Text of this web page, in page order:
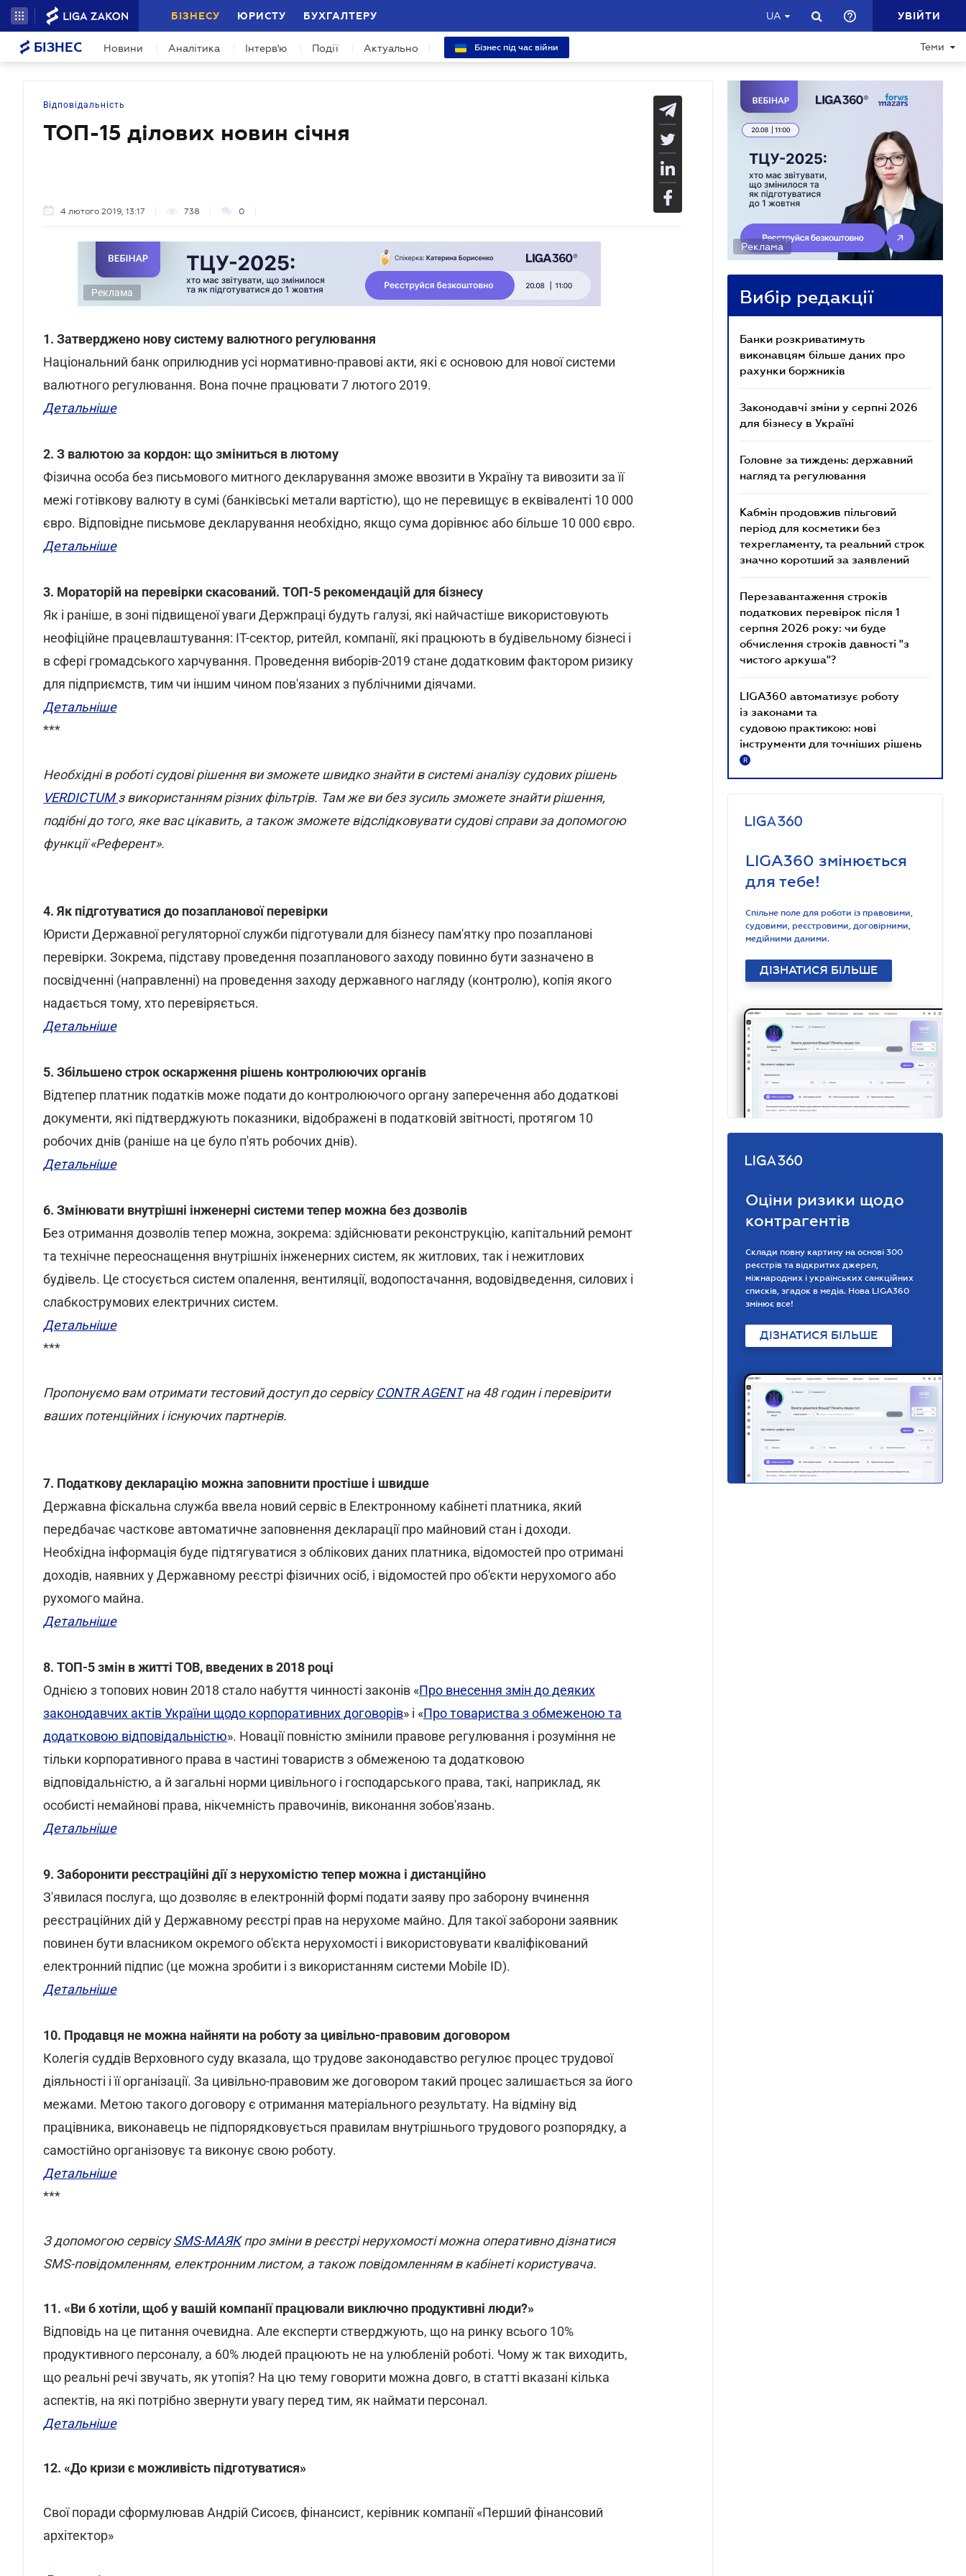
БІЗНЕСУ ЮРИСТУ БУХГАЛТЕРУ UA УВІЙТИ
БІЗНЕС Новини Аналітика Інтерв'ю Події Актуально Бізнес під час війни Теми
Відповідальність
ТОП-15 ділових новин січня
4 лютого 2019, 13:17 738 0
Реклама
1. Затверджено нову систему валютного регулювання
Національний банк оприлюднив усі нормативно-правові акти, які є основою для нової системи
валютного регулювання. Вона почне працювати 7 лютого 2019.
Детальніше
2. З валютою за кордон: що зміниться в лютому
Фізична особа без письмового митного декларування зможе ввозити в Україну та вивозити за її
межі готівкову валюту в сумі (банківські метали вартістю), що не перевищує в еквіваленті 10 000
євро. Відповідне письмове декларування необхідно, якщо сума дорівнює або більше 10 000 євро.
Детальніше
3. Мораторій на перевірки скасований. ТОП-5 рекомендацій для бізнесу
Як і раніше, в зоні підвищеної уваги Держпраці будуть галузі, які найчастіше використовують
неофіційне працевлаштування: IT-сектор, ритейл, компанії, які працюють в будівельному бізнесі і
в сфері громадського харчування. Проведення виборів-2019 стане додатковим фактором ризику
для підприємств, тим чи іншим чином пов'язаних з публічними діячами.
Детальніше
***
Необхідні в роботі судові рішення ви зможете швидко знайти в системі аналізу судових рішень
VERDICTUMз використанням різних фільтрів. Там же ви без зусиль зможете знайти рішення,
подібні до того, яке вас цікавить, а також зможете відслідковувати судові справи за допомогою
функції «Референт».
4. Як підготуватися до позапланової перевірки
Юристи Державної регуляторної служби підготували для бізнесу пам'ятку про позапланові
перевірки. Зокрема, підставу проведення позапланового заходу повинно бути зазначено в
посвідченні (направленні) на проведення заходу державного нагляду (контролю), копія якого
надається тому, хто перевіряється.
Детальніше
5. Збільшено строк оскарження рішень контролюючих органів
Відтепер платник податків може подати до контролюючого органу заперечення або додаткові
документи, які підтверджують показники, відображені в податковій звітності, протягом 10
робочих днів (раніше на це було п'ять робочих днів).
Детальніше
6. Змінювати внутрішні інженерні системи тепер можна без дозволів
Без отримання дозволів тепер можна, зокрема: здійснювати реконструкцію, капітальний ремонт
та технічне переоснащення внутрішніх інженерних систем, як житлових, так і нежитлових
будівель. Це стосується систем опалення, вентиляції, водопостачання, водовідведення, силових і
слабкострумових електричних систем.
Детальніше
***
Пропонуємо вам отримати тестовий доступ до сервісуCONTR AGENTна 48 годин і перевірити
ваших потенційних і існуючих партнерів.
7. Податкову декларацію можна заповнити простіше і швидше
Державна фіскальна служба ввела новий сервіс в Електронному кабінеті платника, який
передбачає часткове автоматичне заповнення декларації про майновий стан і доходи.
Необхідна інформація буде підтягуватися з облікових даних платника, відомостей про отримані
доходів, наявних у Державному реєстрі фізичних осіб, і відомостей про об'єкти нерухомого або
рухомого майна.
Детальніше
8. ТОП-5 змін в житті ТОВ, введених в 2018 році
Однією з топових новин 2018 стало набуття чинності законів «Про внесення змін до деяких
законодавчих актів України щодо корпоративних договорів» і «Про товариства з обмеженою та
додатковою відповідальністю». Новації повністю змінили правове регулювання і розуміння не
тільки корпоративного права в частині товариств з обмеженою та додатковою
відповідальністю, а й загальні норми цивільного і господарського права, такі, наприклад, як
особисті немайнові права, нікчемність правочинів, виконання зобов'язань.
Детальніше
9. Заборонити реєстраційні дії з нерухомістю тепер можна і дистанційно
З'явилася послуга, що дозволяє в електронній формі подати заяву про заборону вчинення
реєстраційних дій у Державному реєстрі прав на нерухоме майно. Для такої заборони заявник
повинен бути власником окремого об'єкта нерухомості і використовувати кваліфікований
електронний підпис (це можна зробити і з використанням системи Mobile ID).
Детальніше
10. Продавця не можна найняти на роботу за цивільно-правовим договором
Колегія суддів Верховного суду вказала, що трудове законодавство регулює процес трудової
діяльності і її організації. За цивільно-правовим же договором такий процес залишається за його
межами. Метою такого договору є отримання матеріального результату. На відміну від
працівника, виконавець не підпорядковується правилам внутрішнього трудового розпорядку, а
самостійно організовує та виконує свою роботу.
Детальніше
***
З допомогою сервісуSMS-МАЯКпро зміни в реєстрі нерухомості можна оперативно дізнатися
SMS-повідомленням, електронним листом, а також повідомленням в кабінеті користувача.
11. «Ви б хотіли, щоб у вашій компанії працювали виключно продуктивні люди?»
Відповідь на це питання очевидна. Але експерти стверджують, що на ринку всього 10%
продуктивного персоналу, а 60% людей працюють не на улюбленій роботі. Чому ж так виходить,
що реальні речі звучать, як утопія? На цю тему говорити можна довго, в статті вказані кілька
аспектів, на які потрібно звернути увагу перед тим, як наймати персонал.
Детальніше
12. «До кризи є можливість підготуватися»
Свої поради сформулював Андрій Сисоєв, фінансист, керівник компанії «Перший фінансовий
архітектор»
Реклама
Вибір редакції
Банки розкриватимуть
виконавцям більше даних про
рахунки боржників
Законодавчі зміни у серпні 2026
для бізнесу в Україні
Головне за тиждень: державний
нагляд та регулювання
Кабмін продовжив пільговий
період для косметики без
техрегламенту, та реальний строк
значно коротший за заявлений
Перезавантаження строків
податкових перевірок після 1
серпня 2026 року: чи буде
обчислення строків давності "з
чистого аркуша"?
LIGA360 автоматизує роботу
із законами та
судовою практикою: нові
інструменти для точніших рішень
R
LIGA360 змінюється
для тебе!
Спільне поле для роботи із правовими,
судовими, реєстровими, договірними,
медійними даними.
ДІЗНАТИСЯ БІЛЬШЕ
Оціни ризики щодо
контрагентів
Склади повну картину на основі 300
реєстрів та відкритих джерел,
міжнародних і українських санкційних
списків, згадок в медіа. Нова LIGA360
змінює все!
ДІЗНАТИСЯ БІЛЬШЕ